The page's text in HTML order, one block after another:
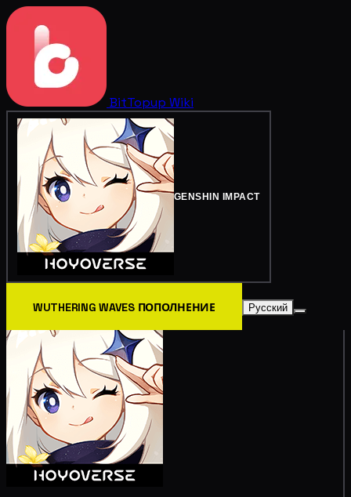
BitTopup Wiki
GENSHIN IMPACT
WUTHERING WAVES ПОПОЛНЕНИЕ Русский